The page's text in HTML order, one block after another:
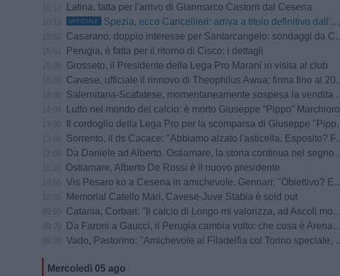
Latina, fatta per l'arrivo di Gianmarco Castorri dal Cesena
UFFICIALE Spezia, ecco Cancellieri: arriva a titolo definitivo dall'Avellino
Casarano, doppio interesse per Santarcangelo: sondaggi da Cosenza e Arzignano Valchiampo
Perugia, è fatta per il ritorno di Cisco: i dettagli
Grosseto, il Presidente della Lega Pro Marani in visita al club
Cavese, ufficiale il rinnovo di Theophilus Awua: firma fino al 2028
Salernitana-Scafatese, momentaneamente sospesa la vendita dei biglietti per il settore ospiti: la nota ufficiale
Lutto nel mondo del calcio: è morto Giuseppe “Pippo” Marchioro
Il cordoglio della Lega Pro per la scomparsa di Giuseppe "Pippo" Marchioro
Sorrento, il ds Cacace: "Abbiamo alzato l'asticella. Esposito? Farà bene anche a Bari"
Da Daniele ad Alberto. Ostiamare, la storia continua nel segno dei De Rossi
Ostiamare, Alberto De Rossi è il nuovo presidente
Vis Pesaro ko a Cesena in amichevole. Gennari: "Obiettivo? Essere pronti per il Perugia in Coppa Italia"
Memorial Catello Mari, Cavese-Juve Stabia è sold out
Catania, Corbari: "Il calcio di Longo mi valorizza, ad Ascoli momenti indescrivibili"
Da Faroni a Gaucci, il Perugia cambia volto: che cosa è ArenaCuri?
Vado, Pastorino: "Amichevole al Filadelfia col Torino speciale, noi senza paura"
Mercoledì 05 ago